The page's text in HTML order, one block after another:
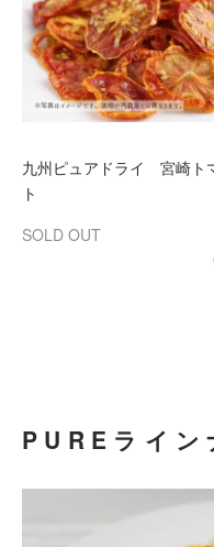
九州ピュアドライ 宮崎ト
ト
SOLD OUT
PUREライン